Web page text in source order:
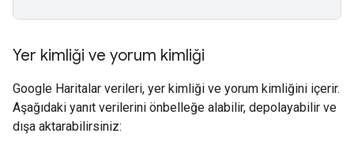
Yer kimliği ve yorum kimliği
Google Haritalar verileri, yer kimliği ve yorum kimliğini içerir.
Aşağıdaki yanıt verilerini önbelleğe alabilir, depolayabilir ve
dışa aktarabilirsiniz: